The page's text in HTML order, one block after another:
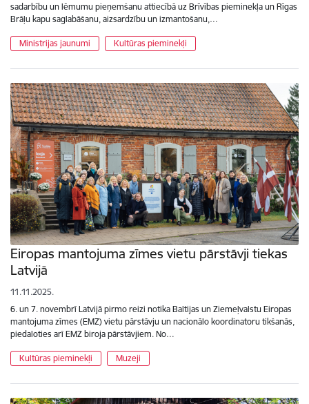
sadarbību un lēmumu pieņemšanu attiecībā uz Brīvības pieminekļa un Rīgas
Brāļu kapu saglabāšanu, aizsardzību un izmantošanu,…
Ministrijas jaunumi Kultūras pieminekļi
Eiropas mantojuma zīmes vietu pārstāvji tiekas
Latvijā
11.11.2025.
6. un 7. novembrī Latvijā pirmo reizi notika Baltijas un Ziemeļvalstu Eiropas
mantojuma zīmes (EMZ) vietu pārstāvju un nacionālo koordinatoru tikšanās,
piedaloties arī EMZ biroja pārstāvjiem. No…
Kultūras pieminekļi Muzeji